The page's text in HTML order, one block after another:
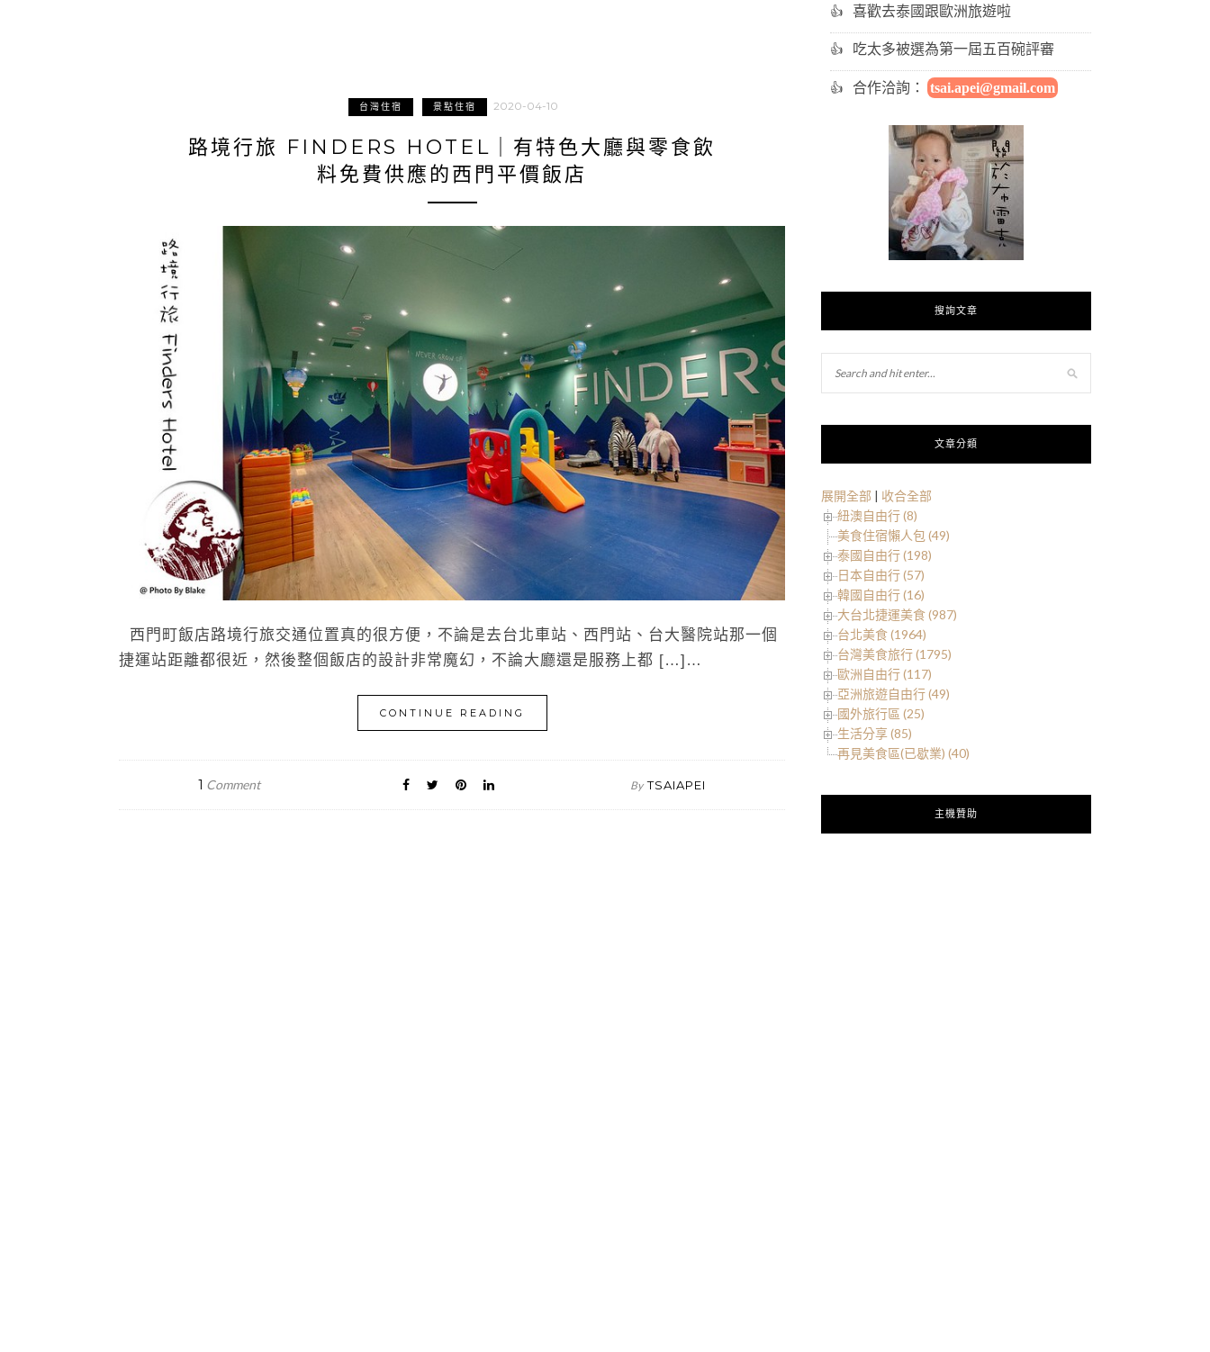
台灣住宿 景點住宿 2020-04-10
路境行旅 FINDERS HOTEL｜有特色大廳與零食飲
料免費供應的西門平價飯店
西門町飯店路境行旅交通位置真的很方便，不論是去台北車站、西門站、台大醫院站那一個
捷運站距離都很近，然後整個飯店的設計非常魔幻，不論大廳還是服務上都 […]…
CONTINUE READING
1 Comment By TSAIAPEI
喜歡去泰國跟歐洲旅遊啦
吃太多被選為第一屆五百碗評審
合作洽詢： tsai.apei@gmail.com
搜詢文章
文章分類
展開全部 | 收合全部
紐澳自由行 (8)
美食住宿懶人包 (49)
泰國自由行 (198)
日本自由行 (57)
韓國自由行 (16)
大台北捷運美食 (987)
台北美食 (1964)
台灣美食旅行 (1795)
歐洲自由行 (117)
亞洲旅遊自由行 (49)
國外旅行區 (25)
生活分享 (85)
再見美食區(已歇業) (40)
主機贊助